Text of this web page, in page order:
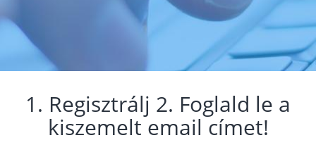
1. Regisztrálj 2. Foglald le a
kiszemelt email címet!